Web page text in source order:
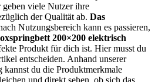
geben viele Nutzer ihre
der Qualität ab. Das
Nutzungsbereich kann es passieren,
200×200 elektrisch
Produkt für dich ist. Hier musst du
entscheiden. Anhand unserer
du die Produktmerkmale
und direkt sehen, ob sich das